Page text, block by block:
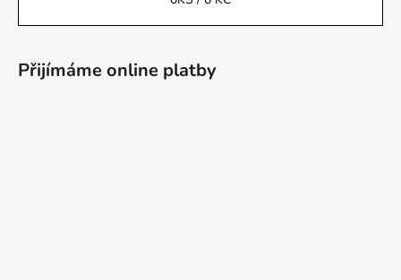
Přijímáme online platby